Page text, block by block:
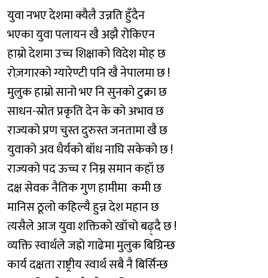
युवा नभए देशमा क्यैलै उन्नति हुँदैन
भएका युवा पलायन खै अझै रोकिएन
हाम्रो देशमा उच्च शिक्षाको विदेश मोह छ
रोज़गारको ग्यारेण्टी पनि खै नेपालमा छ !
मुलुक हाम्रो सानो भए नि सुनको टुक्रा छ
साधन-स्रोत प्रकृति देन के को अभाव छ
राज्यको प्रण चुस्त दुरुस्त जनतामा खै छ
युवाको अव धैर्यको बॉध नाघि सकेको छ !
राज्यको पद ऊच्च र निम्न समान कहॉ छ
दक्ष सेवक नैतिक गुण हामीमा कमी छ
मानिस ठूलो कहिल्यै हुन्न देश महान छ
त्यसैले आज युवा शक्तिको खॉचो बढ़्दै छ !
व्यक्ति स्वार्थले जह्रो गाढेमा मुलुक बिग्रिन्छ
कार्य दक्षता राष्ट्रीय स्वार्थ सबै नै बिर्सिन्छ